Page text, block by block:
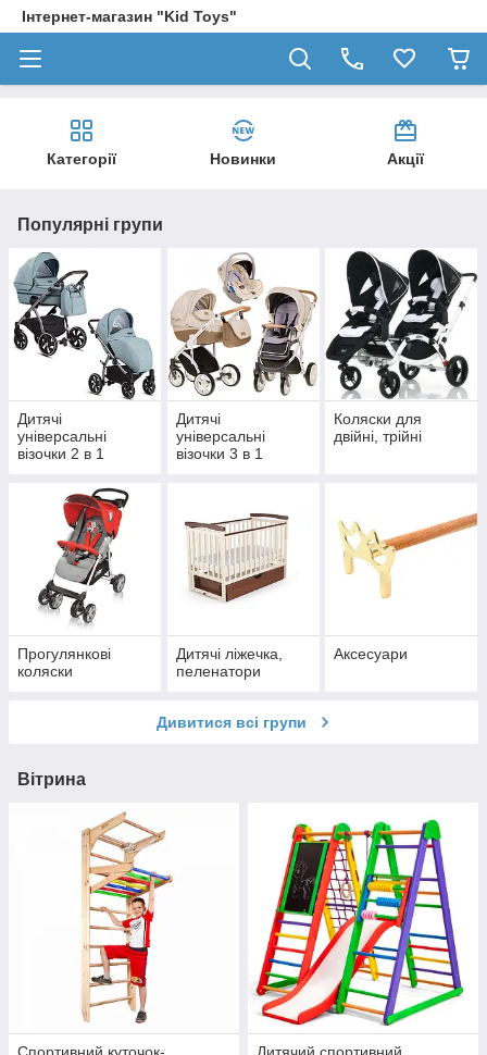
Інтернет-магазин "Kid Toys"
Категорії Новинки Акції
Популярні групи
Дитячі
універсальні
візочки 2 в 1
Дитячі
універсальні
візочки 3 в 1
Коляски для
двійні, трійні
Прогулянкові
коляски
Дитячі ліжечка,
пеленатори
Аксесуари
Дивитися всі групи
Вітрина